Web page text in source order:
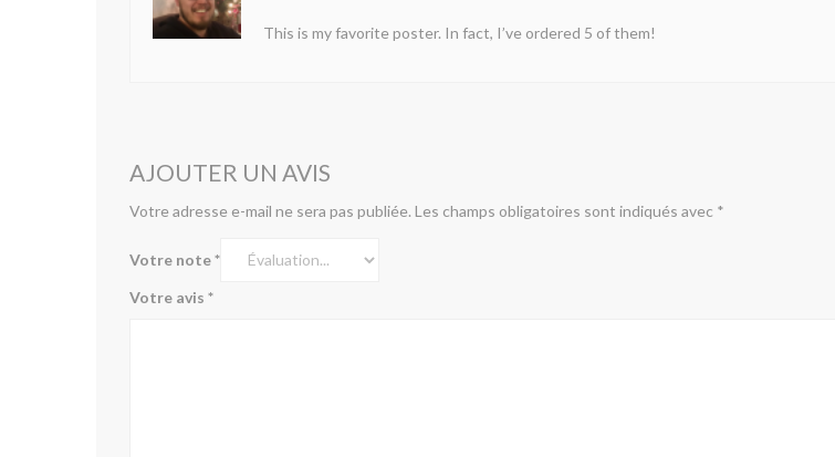
This is my favorite poster. In fact, I’ve ordered 5 of them!
AJOUTER UN AVIS
Votre adresse e-mail ne sera pas publiée. Les champs obligatoires sont indiqués avec *
Votre note*
Votre avis *